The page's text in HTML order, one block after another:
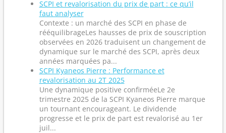
SCPI et revalorisation du prix de part : ce qu’il
faut analyser
Contexte : un marché des SCPI en phase de
rééquilibrageLes hausses de prix de souscription
observées en 2026 traduisent un changement de
dynamique sur le marché des SCPI, après deux
années marquées pa...
SCPI Kyaneos Pierre : Performance et
revalorisation au 2T 2025
Une dynamique positive confirméeLe 2e
trimestre 2025 de la SCPI Kyaneos Pierre marque
un tournant encourageant. Le dividende
progresse et le prix de part est revalorisé au 1er
juil...